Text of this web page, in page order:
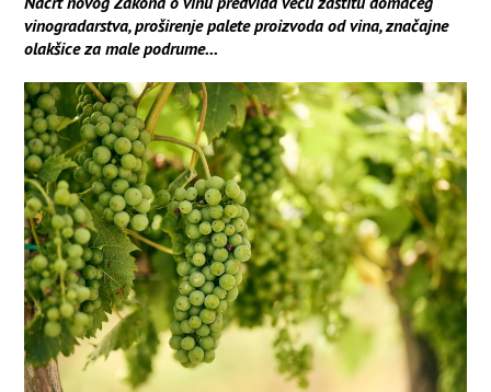
vinogradarstva, proširenje palete proizvoda od vina, značajne
olakšice za male podrume...